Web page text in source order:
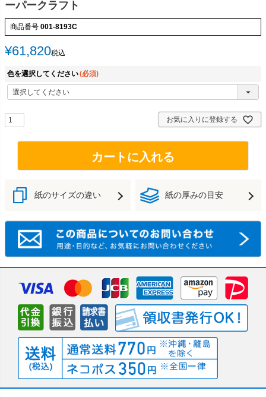
ーパークラフト
商品番号 001-8193C
¥61,820税込
色を選択してください(必須)
お気に入りに登録する
カートに入れる
紙のサイズの違い 紙の厚みの目安